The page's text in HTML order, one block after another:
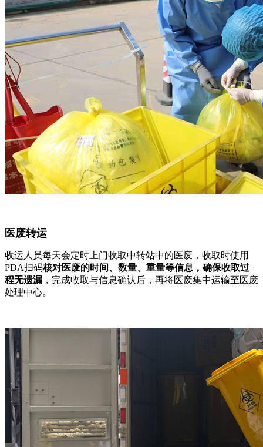
医废转运
收运人员每天会定时上门收取中转站中的医废，收取时使用
PDA扫码核对医废的时间、数量、重量等信息，确保收取过
程无遗漏 ，完成收取与信息确认后，再将医废集中运输至医废
处理中心。